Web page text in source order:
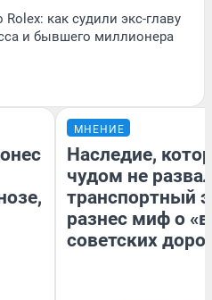
как судили экс-главу
и бывшего миллионера
МНЕНИЕ
Наследие,
чудом не
транспортный
разнес миф о
советских